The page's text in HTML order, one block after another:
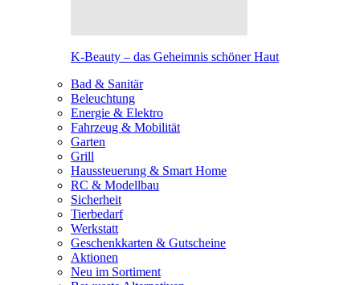
K-Beauty – das Geheimnis schöner Haut
Bad & Sanitär
Beleuchtung
Energie & Elektro
Fahrzeug & Mobilität
Garten
Grill
Haussteuerung & Smart Home
RC & Modellbau
Sicherheit
Tierbedarf
Werkstatt
Geschenkkarten & Gutscheine
Aktionen
Neu im Sortiment